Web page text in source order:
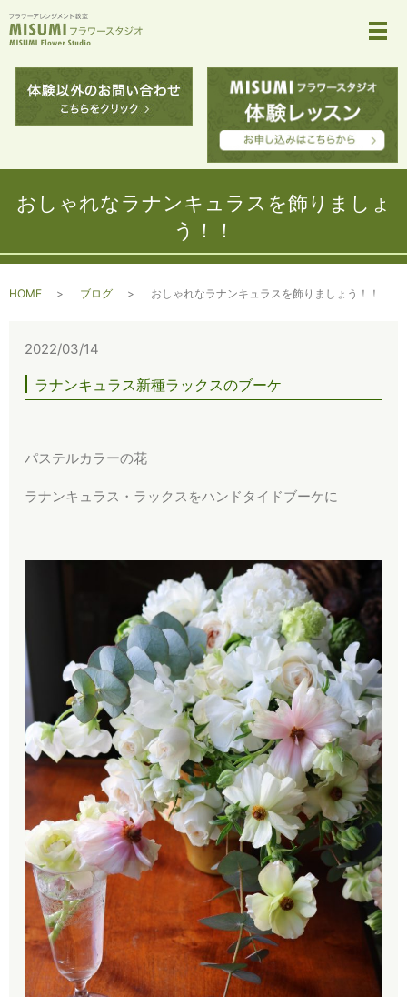
メ
おしゃれなラナンキュラスを飾りましょ
う！！
HOME ブログ おしゃれなラナンキュラスを飾りましょう！！
2022/03/14
ラナンキュラス新種ラックスのブーケ
パステルカラーの花
ラナンキュラス・ラックスをハンドタイドブーケに